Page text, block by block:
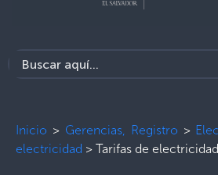
Inicio > Gerencias, Registro >
electricidad > Tarifas de